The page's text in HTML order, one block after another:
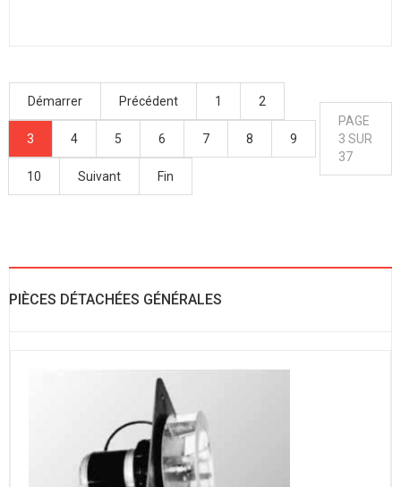
Démarrer Précédent 1 2
3 4 5 6 7 8 9
10 Suivant Fin
PAGE
3 SUR
37
PIÈCES DÉTACHÉES GÉNÉRALES